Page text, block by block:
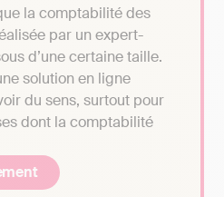
la comptabilité des
par un expert-
d’une certaine taille.
solution en ligne
du sens, surtout pour
dont la comptabilité